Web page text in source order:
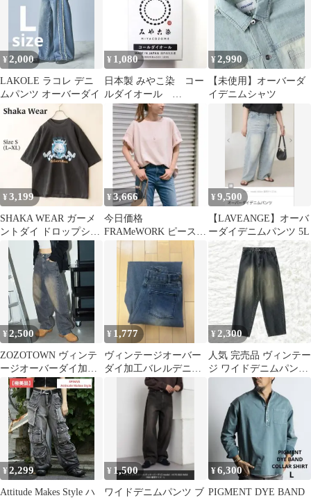
¥2,000
LAKOLE ラコレ デニ
ムパンツ オーバーダイ
¥ 1,080
日本製 みやこ染 コー
ルダイオール
Col.18 ブラック 1個
¥2,990
【未使用】オーバーダ
イデニムシャツ
¥3,199
SHAKA WEAR ガーメ
ントダイ ドロップショ
ルダー Tシャツ 墨黒
¥3,666
今日価格
FRAMeWORK ピースダ
オーバーTシャツ Ｆ
¥9,500
【LAVEANGE】オーバ
ーダイデニムパンツ 5L
¥2,500
ZOZOTOWN ヴィンテ
ージオーバーダイ加工
バレルデニムパンツ
¥ 1,777
ヴィンテージオーバー
ダイ加工バレルデニム
¥ 2,300
人気 完売品 ヴィンテー
ジ ワイドデニムパンツ
オーバーダイ メンズ ジ
¥2,299
Attitude Makes Style ハ
¥ 1,500
ワイドデニムパンツ ブ
¥6,300
PIGMENT DYE BAND